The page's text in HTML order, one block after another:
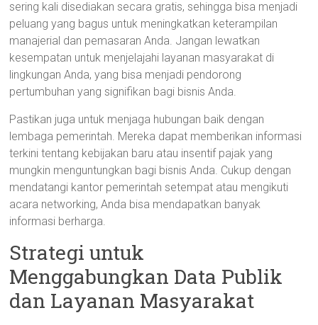
sering kali disediakan secara gratis, sehingga bisa menjadi
peluang yang bagus untuk meningkatkan keterampilan
manajerial dan pemasaran Anda. Jangan lewatkan
kesempatan untuk menjelajahi layanan masyarakat di
lingkungan Anda, yang bisa menjadi pendorong
pertumbuhan yang signifikan bagi bisnis Anda.
Pastikan juga untuk menjaga hubungan baik dengan
lembaga pemerintah. Mereka dapat memberikan informasi
terkini tentang kebijakan baru atau insentif pajak yang
mungkin menguntungkan bagi bisnis Anda. Cukup dengan
mendatangi kantor pemerintah setempat atau mengikuti
acara networking, Anda bisa mendapatkan banyak
informasi berharga.
Strategi untuk
Menggabungkan Data Publik
dan Layanan Masyarakat